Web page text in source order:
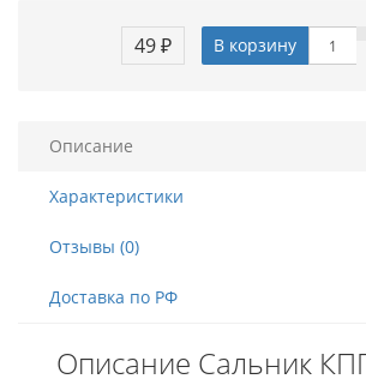
49 ₽ В корзину
Описание
Характеристики
Отзывы (0)
Доставка по РФ
Описание Сальник